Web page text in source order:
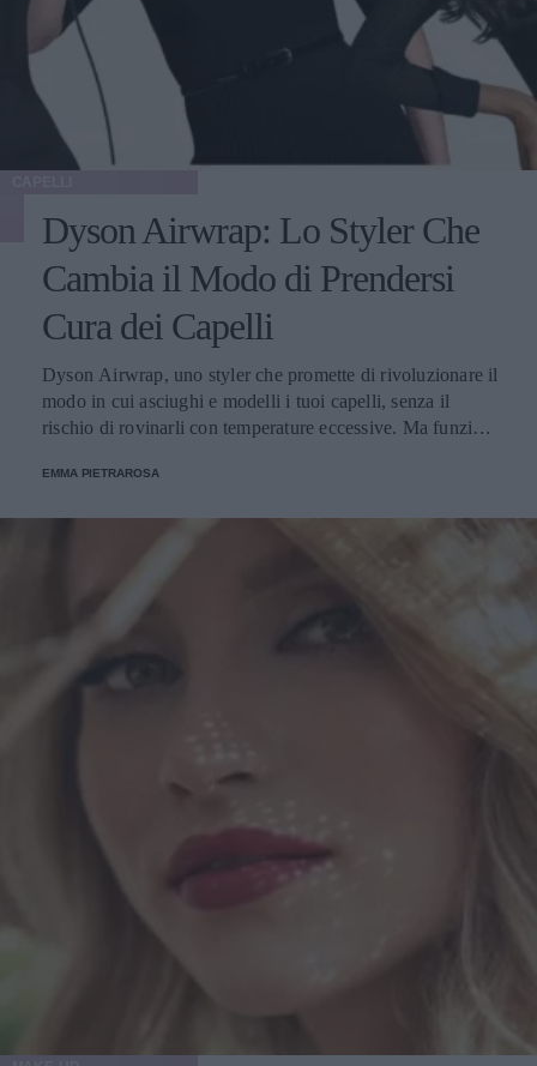
Dyson Airwrap: Lo Styler Che
Cambia il Modo di Prendersi
Cura dei Capelli
Dyson Airwrap, uno styler che promette di rivoluzionare il
modo in cui asciughi e modelli i tuoi capelli, senza il
rischio di rovinarli con temperature eccessive. Ma funziona
EMMA PIETRAROSA